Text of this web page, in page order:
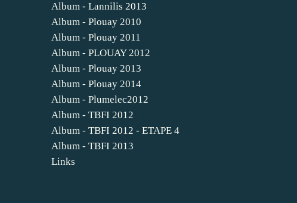
Album - Lannilis 2013
Album - Plouay 2010
Album - Plouay 2011
Album - PLOUAY 2012
Album - Plouay 2013
Album - Plouay 2014
Album - Plumelec2012
Album - TBFI 2012
Album - TBFI 2012 - ETAPE 4
Album - TBFI 2013
Links